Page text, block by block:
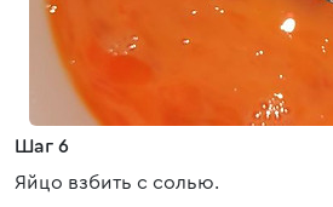
Шаг 6
Яйцо взбить с солью.